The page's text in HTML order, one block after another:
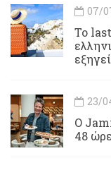
07/
Το
23/
Ο
48